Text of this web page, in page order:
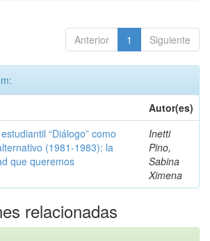
Anterior 1 Siguiente
Autor(es)
“Diálogo” como
(1981-1983): la
que queremos
Inetti
Pino,
Sabina
Ximena
relacionadas